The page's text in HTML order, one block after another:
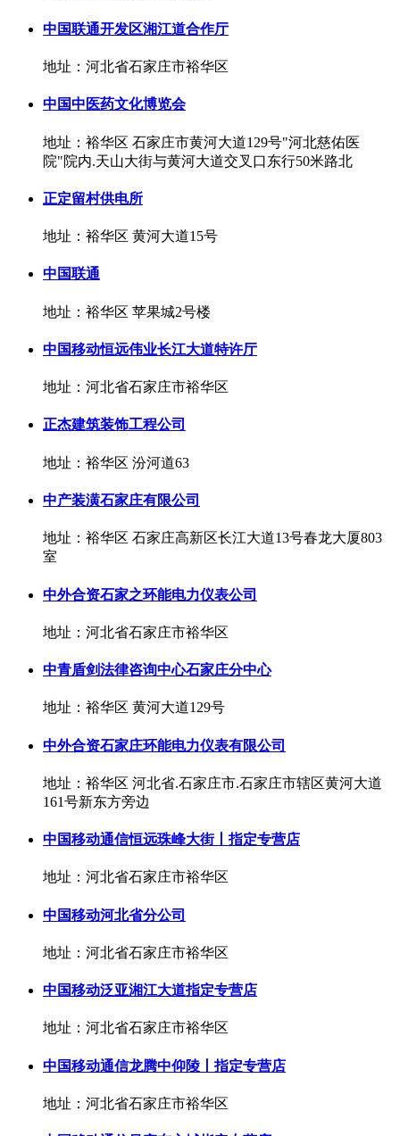
中国联通开发区湘江道合作厅
地址：河北省石家庄市裕华区
中国中医药文化博览会
地址：裕华区 石家庄市黄河大道129号"河北慈佑医
院"院内.天山大街与黄河大道交叉口东行50米路北
正定留村供电所
地址：裕华区 黄河大道15号
中国联通
地址：裕华区 苹果城2号楼
中国移动恒远伟业长江大道特许厅
地址：河北省石家庄市裕华区
正杰建筑装饰工程公司
地址：裕华区 汾河道63
中产装潢石家庄有限公司
地址：裕华区 石家庄高新区长江大道13号春龙大厦803
室
中外合资石家之环能电力仪表公司
地址：河北省石家庄市裕华区
中青盾剑法律咨询中心石家庄分中心
地址：裕华区 黄河大道129号
中外合资石家庄环能电力仪表有限公司
地址：裕华区 河北省.石家庄市.石家庄市辖区黄河大道
161号新东方旁边
中国移动通信恒远珠峰大街丨指定专营店
地址：河北省石家庄市裕华区
中国移动河北省分公司
地址：河北省石家庄市裕华区
中国移动泛亚湘江大道指定专营店
地址：河北省石家庄市裕华区
中国移动通信龙腾中仰陵丨指定专营店
地址：河北省石家庄市裕华区